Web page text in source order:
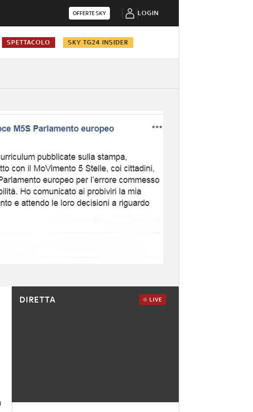
OFFERTE SKY LOGIN
SPETTACOLO SKY TG24 INSIDER
DIRETTA LIVE